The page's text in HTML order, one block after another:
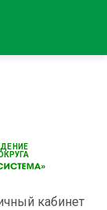
кабинет